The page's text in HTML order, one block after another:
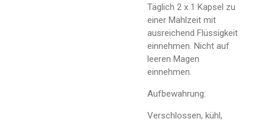
Täglich 2 x 1 Kapsel zu
einer Mahlzeit mit
ausreichend Flüssigkeit
einnehmen. Nicht auf
leeren Magen
einnehmen.
Aufbewahrung:
Verschlossen, kühl,